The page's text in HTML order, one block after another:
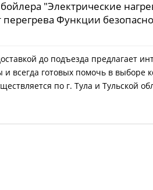
"Электрические
Функции
до подъезда
всегда готовых помочь в
по г. Тула и Тульской